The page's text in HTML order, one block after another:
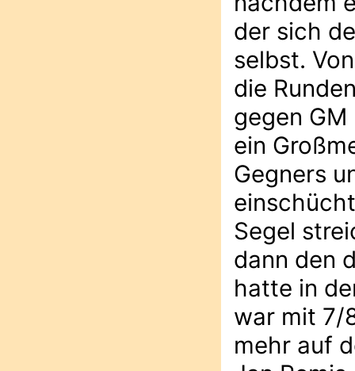
der sich
selbst.
die
gegen
ein
Gegners
Segel
dann den
hatte in
war mit 7/
mehr auf